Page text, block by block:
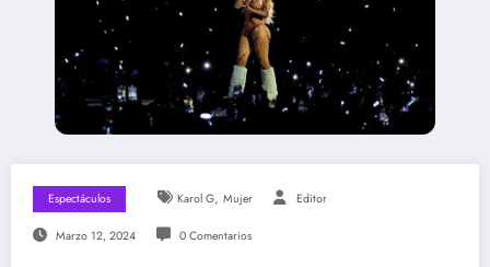
Espectáculos Karol G, Mujer Editor
Marzo 12, 2024 0 Comentarios